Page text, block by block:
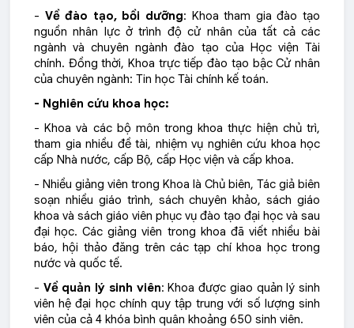
- Về đào tạo, bồi dưỡng: Khoa tham gia đào tạo
nguồn nhân lực ở trình độ cử nhân của tất cả các
ngành và chuyên ngành đào tạo của Học viện Tài
chính. Đồng thời, Khoa trực tiếp đào tạo bậc Cử nhân
của chuyên ngành: Tin học Tài chính kế toán.
- Nghiên cứu khoa học:
- Khoa và các bộ môn trong khoa thực hiện chủ trì,
tham gia nhiều đề tài, nhiệm vụ nghiên cứu khoa học
cấp Nhà nước, cấp Bộ, cấp Học viện và cấp khoa.
- Nhiều giảng viên trong Khoa là Chủ biên, Tác giả biên
soạn nhiều giáo trình, sách chuyên khảo, sách giáo
khoa và sách giáo viên phục vụ đào tạo đại học và sau
đại học. Các giảng viên trong khoa đã viết nhiều bài
báo, hội thảo đăng trên các tạp chí khoa học trong
nước và quốc tế.
- Về quản lý sinh viên: Khoa được giao quản lý sinh
viên hệ đại học chính quy tập trung với số lượng sinh
viên của cả 4 khóa bình quân khoảng 650 sinh viên.